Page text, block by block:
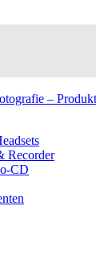
–
Recorder
CD